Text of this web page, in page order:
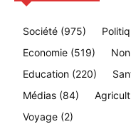
Société (975)
Economie (519)
Education (220)
Médias (84)
Voyage (2)